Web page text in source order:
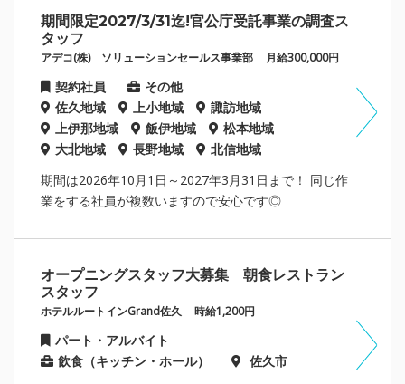
期間限定2027/3/31迄!官公庁受託事業の調査ス
タッフ
アデコ(株) ソリューションセールス事業部 月給300,000円
契約社員
その他
佐久地域
上小地域
諏訪地域
上伊那地域
飯伊地域
松本地域
大北地域
長野地域 北信地域
期間は2026年10月1日～2027年3月31日まで！ 同じ作
業をする社員が複数いますので安心です◎
オープニングスタッフ大募集 朝食レストラン
スタッフ
ホテルルートインGrand佐久 時給1,200円
パート・アルバイト
飲食（キッチン・ホール）
佐久市